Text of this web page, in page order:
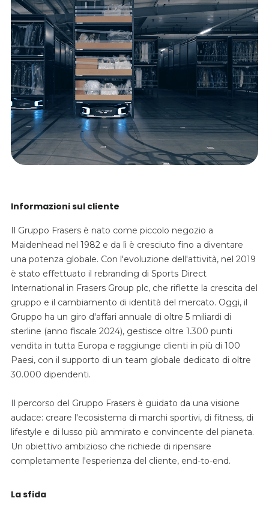
Informazioni sul cliente
Il Gruppo Frasers è nato come piccolo negozio a
Maidenhead nel 1982 e da lì è cresciuto fino a diventare
una potenza globale. Con l'evoluzione dell'attività, nel 2019
è stato effettuato il rebranding di Sports Direct
International in Frasers Group plc, che riflette la crescita del
gruppo e il cambiamento di identità del mercato. Oggi, il
Gruppo ha un giro d'affari annuale di oltre 5 miliardi di
sterline (anno fiscale 2024), gestisce oltre 1.300 punti
vendita in tutta Europa e raggiunge clienti in più di 100
Paesi, con il supporto di un team globale dedicato di oltre
30.000 dipendenti.
Il percorso del Gruppo Frasers è guidato da una visione
audace: creare l'ecosistema di marchi sportivi, di fitness, di
lifestyle e di lusso più ammirato e convincente del pianeta.
Un obiettivo ambizioso che richiede di ripensare
completamente l'esperienza del cliente, end-to-end.
La sfida